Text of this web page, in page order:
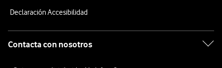
Declaración Accesibilidad
Contacta con nosotros